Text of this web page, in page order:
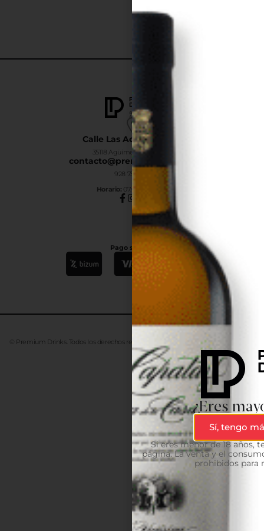
Calle Las Adelfas Nº6-B
35118 Agüimes, Las Palmas
contacto@premiumdrinks.es
928 754 363
Horario: 07:00h a 15:00h
Pago seguro
© Premium Drinks. Todos los derechos reservados. Desarrollado Advanze
¿Eres
Sí, tengo
Si eres menor de 18 años,
página. La venta y el
prohibidos para